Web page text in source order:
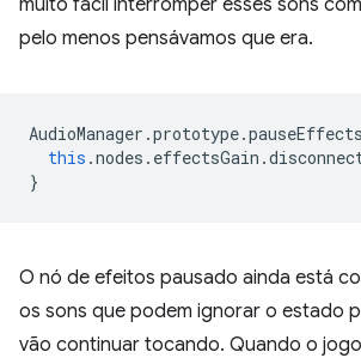
pelo menos pensávamos que era.
AudioManager .prototype.pauseEffects
this .nodes . effectsGain .
}
O nó de efeitos pausado ainda está
os sons que podem ignorar o estado
vão continuar tocando. Quando o